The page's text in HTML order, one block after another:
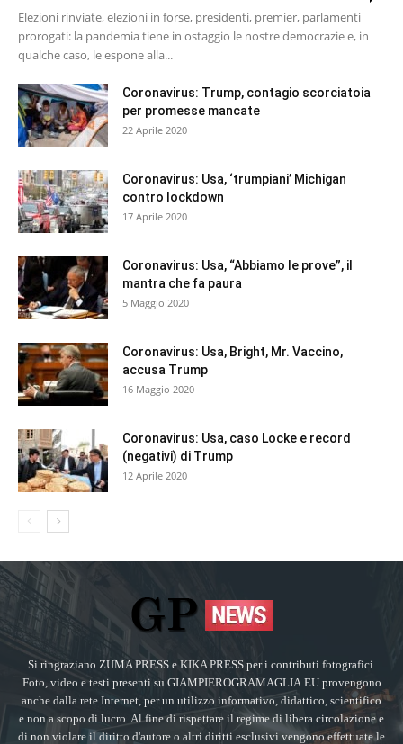
Elezioni rinviate, elezioni in forse, presidenti, premier, parlamenti
prorogati: la pandemia tiene in ostaggio le nostre democrazie e, in
qualche caso, le espone alla...
Coronavirus: Trump, contagio scorciatoia
per promesse mancate
22 Aprile 2020
Coronavirus: Usa, ‘trumpiani’ Michigan
contro lockdown
17 Aprile 2020
Coronavirus: Usa, “Abbiamo le prove”, il
mantra che fa paura
5 Maggio 2020
Coronavirus: Usa, Bright, Mr. Vaccino,
accusa Trump
16 Maggio 2020
Coronavirus: Usa, caso Locke e record
(negativi) di Trump
12 Aprile 2020
Si ringraziano ZUMA PRESS e KIKA PRESS per i contributi fotografici.
Foto, video e testi presenti su GIAMPIEROGRAMAGLIA.EU provengono
anche dalla rete Internet, per un utilizzo informativo, didattico, scientifico
e non a scopo di lucro. Al fine di rispettare il regime di libera circolazione e
di non violare il diritto d'autore o altri diritti esclusivi vengono effettuate le